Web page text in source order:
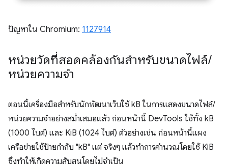
ปัญหาใน Chromium: 1127914
หน่วยวัดที่สอดคล้องกันสำหรับขนาดไฟล์/
หน่วยความจำ
ตอนนี้เครื่องมือสำหรับนักพัฒนาเว็บใช้ kB ในการแสดงขนาดไฟล์/
หน่วยความจำอย่างสม่ำเสมอแล้ว ก่อนหน้านี้ DevTools ใช้ทั้ง kB
(1000 ไบต์) และ KiB (1024 ไบต์) ตัวอย่างเช่น ก่อนหน้านี้แผง
เครือข่ายใช้ป้ายกำกับ "kB" แต่ จริงๆ แล้วทำการคำนวณโดยใช้ KiB
ซึ่งทำให้เกิดความสับสนโดยไม่จำเป็น